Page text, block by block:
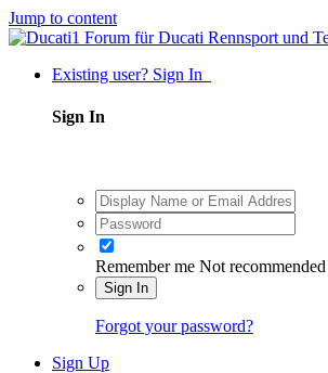
Jump to content
Existing user? Sign In
Sign In
Remember me Not
Sign In
Forgot your password?
Sign Up